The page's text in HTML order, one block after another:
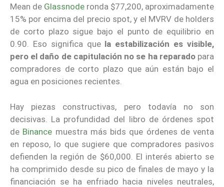
Mean de Glassnode ronda $77,200, aproximadamente
15% por encima del precio spot, y el MVRV de holders
de corto plazo sigue bajo el punto de equilibrio en
0.90. Eso significa que la estabilización es visible,
pero el daño de capitulación no se ha reparadopara
compradores de corto plazo que aún están bajo el
agua en posiciones recientes.
Hay piezas constructivas, pero todavía no son
decisivas. La profundidad del libro de órdenes spot
de Binance muestra más bids que órdenes de venta
en reposo, lo que sugiere que compradores pasivos
defienden la región de $60,000. El interés abierto se
ha comprimido desde su pico de finales de mayo y la
financiación se ha enfriado hacia niveles neutrales,